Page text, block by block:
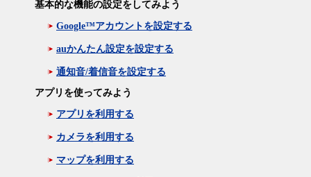
基本的な機能の設定をしてみよう
Google™アカウントを設定する
auかんたん設定を設定する
通知音/着信音を設定する
アプリを使ってみよう
アプリを利用する
カメラを利用する
マップを利用する